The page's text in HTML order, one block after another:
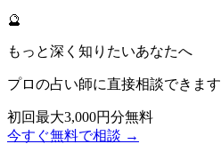
🔮
もっと深く知りたいあなたへ
プロの占い師に直接相談できます
初回最大3,000円分無料
今すぐ無料で相談 →